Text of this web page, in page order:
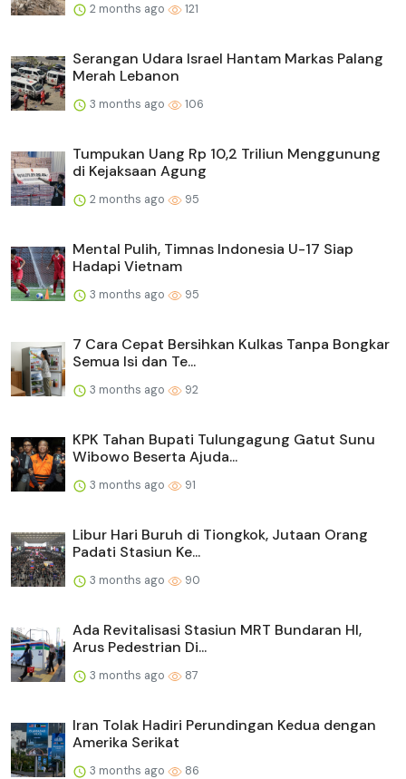
2 months ago 121
Serangan Udara Israel Hantam Markas Palang
Merah Lebanon
3 months ago 106
Tumpukan Uang Rp 10,2 Triliun Menggunung
di Kejaksaan Agung
2 months ago 95
Mental Pulih, Timnas Indonesia U-17 Siap
Hadapi Vietnam
3 months ago 95
7 Cara Cepat Bersihkan Kulkas Tanpa Bongkar
Semua Isi dan Te...
3 months ago 92
KPK Tahan Bupati Tulungagung Gatut Sunu
Wibowo Beserta Ajuda...
3 months ago 91
Libur Hari Buruh di Tiongkok, Jutaan Orang
Padati Stasiun Ke...
3 months ago 90
Ada Revitalisasi Stasiun MRT Bundaran HI,
Arus Pedestrian Di...
3 months ago 87
Iran Tolak Hadiri Perundingan Kedua dengan
Amerika Serikat
3 months ago 86